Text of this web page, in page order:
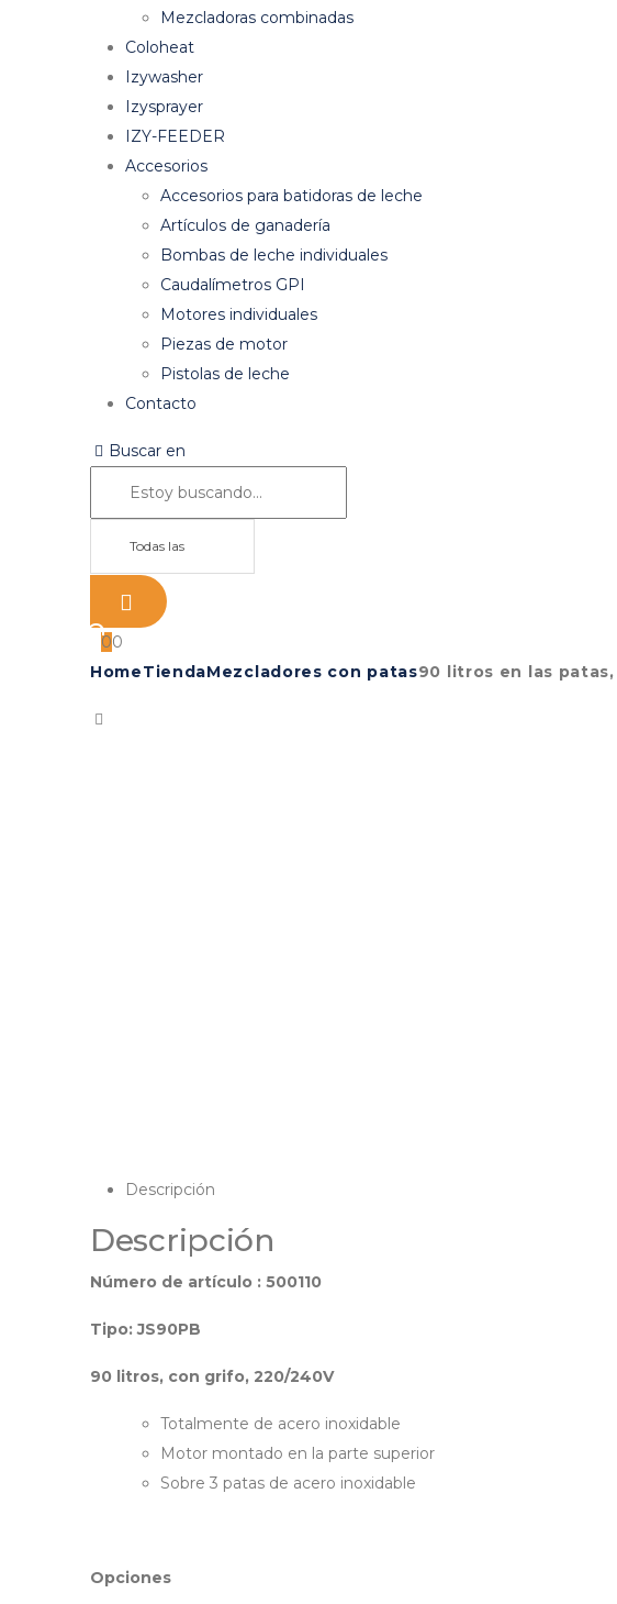
Mezcladoras combinadas
Coloheat
Izywasher
Izysprayer
IZY-FEEDER
Accesorios
Accesorios para batidoras de leche
Artículos de ganadería
Bombas de leche individuales
Caudalímetros GPI
Motores individuales
Piezas de motor
Pistolas de leche
Contacto
Buscar en
Todas las
00
HomeTiendaMezcladores con patas90 litros en las
Descripción
Descripción
Número de artículo : 500110
Tipo: JS90PB
90 litros, con grifo, 220/240V
Totalmente de acero inoxidable
Motor montado en la parte superior
Sobre 3 patas de acero inoxidable
Opciones